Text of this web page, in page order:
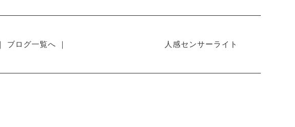
｜ ブログ一覧へ ｜ 人感センサーライト